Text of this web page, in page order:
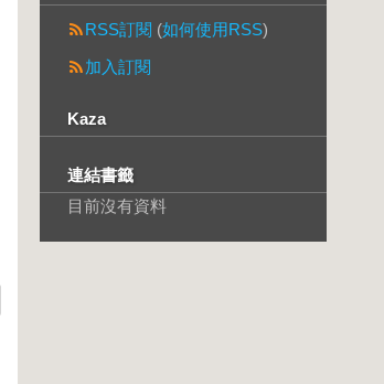
RSS訂閱 (如何使用RSS)
加入訂閱
Kaza
連結書籤
目前沒有資料